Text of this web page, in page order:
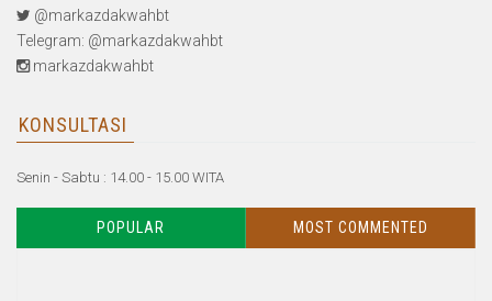
@markazdakwahbt
Telegram: @markazdakwahbt
markazdakwahbt
KONSULTASI
Senin - Sabtu : 14.00 - 15.00 WITA
POPULAR MOST COMMENTED